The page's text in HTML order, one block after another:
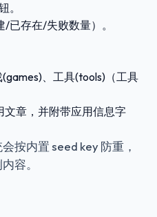
。
已存在/失败数量）。
、 工具(tools) （工具
文章，并附带应用信息字
按内置 seed key 防重，
容。